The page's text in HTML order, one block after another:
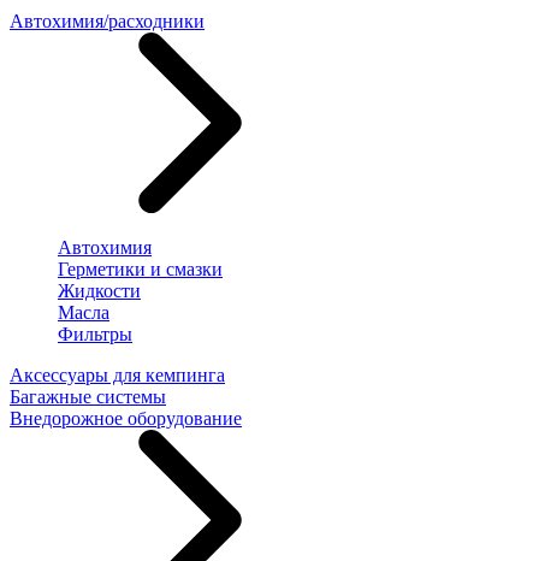
Автохимия/расходники
Автохимия
Герметики и смазки
Жидкости
Масла
Фильтры
Аксессуары для кемпинга
Багажные системы
Внедорожное оборудование